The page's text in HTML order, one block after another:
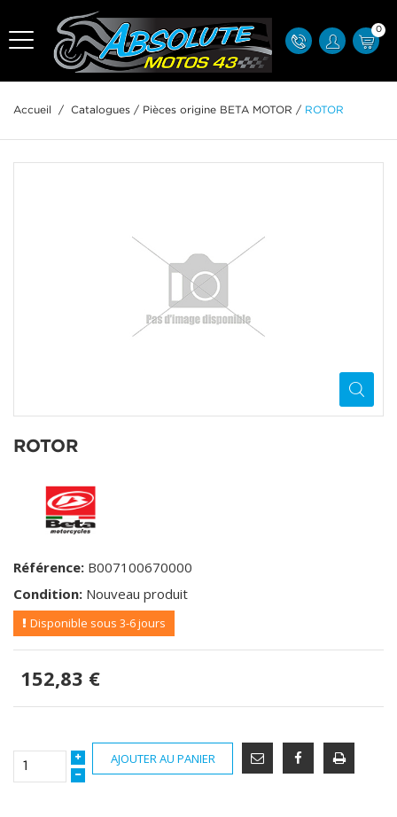
0
Accueil / Catalogues / Pièces origine BETA MOTOR / ROTOR
ROTOR
Référence: B007100670000
Condition: Nouveau produit
Disponible sous 3-6 jours
152,83 €
AJOUTER AU PANIER